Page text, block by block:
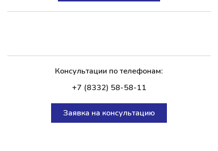
Консультации по телефонам:
+7 (8332) 58-58-11
Заявка на консультацию